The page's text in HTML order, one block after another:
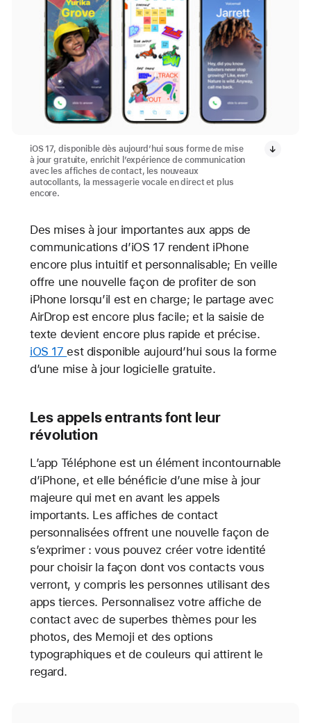
iOS 17, disponible dès aujourd’hui sous forme de mise
à jour gratuite, enrichit l’expérience de communication
avec les affiches de contact, les nouveaux
autocollants, la messagerie vocale en direct et plus
encore.
Des mises à jour importantes aux apps de
communications d’iOS 17 rendent iPhone
encore plus intuitif et personnalisable; En veille
offre une nouvelle façon de profiter de son
iPhone lorsqu’il est en charge; le partage avec
AirDrop est encore plus facile; et la saisie de
texte devient encore plus rapide et précise.
iOS 17 est disponible aujourd’hui sous la forme
d’une mise à jour logicielle gratuite.
Les appels entrants font leur
révolution
L’app Téléphone est un élément incontournable
d’iPhone, et elle bénéficie d’une mise à jour
majeure qui met en avant les appels
importants. Les affiches de contact
personnalisées offrent une nouvelle façon de
s’exprimer : vous pouvez créer votre identité
pour choisir la façon dont vos contacts vous
verront, y compris les personnes utilisant des
apps tierces. Personnalisez votre affiche de
contact avec de superbes thèmes pour les
photos, des Memoji et des options
typographiques et de couleurs qui attirent le
regard.